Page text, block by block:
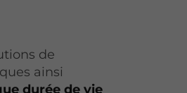
de
ainsi
durée de vie